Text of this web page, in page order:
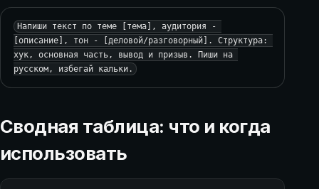
Напиши текст по теме [тема], аудитория -
[описание], тон - [деловой/разговорный]. Структура:
хук, основная часть, вывод и призыв. Пиши на
русском, избегай кальки.
Сводная таблица: что и когда
использовать